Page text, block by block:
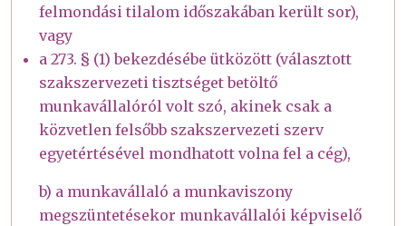
felmondási tilalom időszakában került sor),
vagy
a 273. § (1) bekezdésébe ütközött (választott
szakszervezeti tisztséget betöltő
munkavállalóról volt szó, akinek csak a
közvetlen felsőbb szakszervezeti szerv
egyetértésével mondhatott volna fel a cég),
b) a munkavállaló a munkaviszony
megszüntetésekor munkavállalói képviselő